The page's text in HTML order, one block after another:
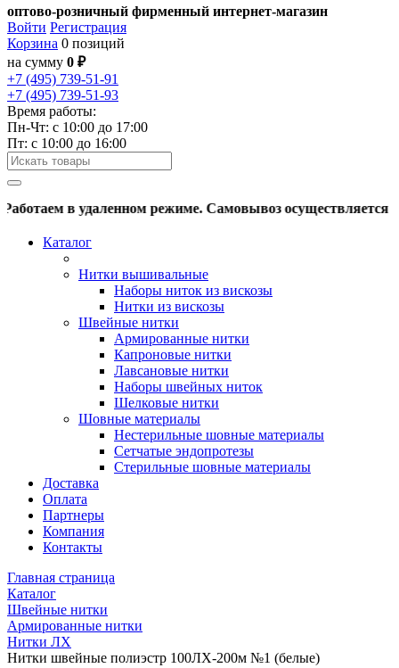
оптово-розничный фирменный интернет-магазин
Войти Регистрация
Корзина 0 позиций
на сумму 0 ₽
+7 (495) 739-51-91
+7 (495) 739-51-93
Время работы:
Пн-Чт: c 10:00 до 17:00
Пт: с 10:00 до 16:00
в удаленном режиме. Самовывоз осуществляется по
Каталог
Нитки вышивальные
Наборы ниток из вискозы
Нитки из вискозы
Швейные нитки
Армированные нитки
Капроновые нитки
Лавсановые нитки
Наборы швейных ниток
Шелковые нитки
Шовные материалы
Нестерильные шовные материалы
Сетчатые эндопротезы
Стерильные шовные материалы
Доставка
Оплата
Партнеры
Компания
Контакты
Главная страница
Каталог
Швейные нитки
Армированные нитки
Нитки ЛХ
Нитки швейные полиэстр 100ЛХ-200м №1 (белые)